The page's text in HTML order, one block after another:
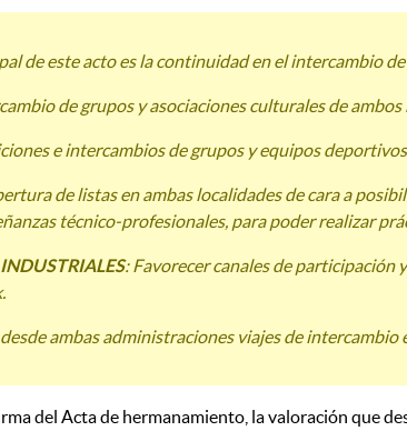
de este acto es la continuidad en el intercambio
de grupos y asociaciones culturales de
e intercambios de grupos y equipos
de listas en ambas localidades de cara a
técnico-profesionales, para poder realizar
: Favorecer canales de participación
ambas administraciones viajes de
del Acta de hermanamiento, la valoración que